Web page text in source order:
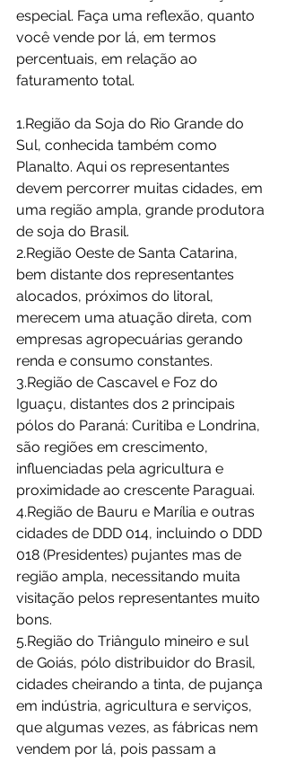
especial. Faça uma reflexão, quanto
você vende por lá, em termos
percentuais, em relação ao
faturamento total.
1.Região da Soja do Rio Grande do
Sul, conhecida também como
Planalto. Aqui os representantes
devem percorrer muitas cidades, em
uma região ampla, grande produtora
de soja do Brasil.
2.Região Oeste de Santa Catarina,
bem distante dos representantes
alocados, próximos do litoral,
merecem uma atuação direta, com
empresas agropecuárias gerando
renda e consumo constantes.
3.Região de Cascavel e Foz do
Iguaçu, distantes dos 2 principais
pólos do Paraná: Curitiba e Londrina,
são regiões em crescimento,
influenciadas pela agricultura e
proximidade ao crescente Paraguai.
4.Região de Bauru e Marília e outras
cidades de DDD 014, incluindo o DDD
018 (Presidentes) pujantes mas de
região ampla, necessitando muita
visitação pelos representantes muito
bons.
5.Região do Triângulo mineiro e sul
de Goiás, pólo distribuidor do Brasil,
cidades cheirando a tinta, de pujança
em indústria, agricultura e serviços,
que algumas vezes, as fábricas nem
vendem por lá, pois passam a